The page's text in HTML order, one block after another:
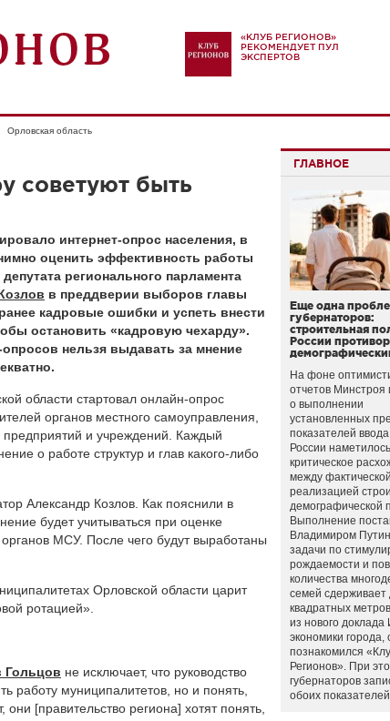
«КЛУБ РЕГИОНОВ»
РЕКОМЕНДУЕТ ПУЛ
ЭКСПЕРТОВ
Орловская область
советуют быть
интернет-опрос населения, в
оценить эффективность работы
регионального парламента
в преддверии выборов главы
кадровые ошибки и успеть внести
остановить «кадровую чехарду».
нельзя выдавать за мнение
области стартовал онлайн-опрос
органов местного самоуправления,
и учреждений. Каждый
о работе структур и глав какого-либо
Александр Козлов. Как пояснили в
будет учитываться при оценке
МСУ. После чего будут выработаны
Орловской области царит
ротацией».
Гольцов не исключает, что руководство
работу муниципалитетов, но и понять,
[правительство региона] хотят понять,
ГЛАВНОЕ
Еще одна
губернаторов:
строительная
России
На фоне
отчетов Минстроя
о выполнении
установленных
показателей
России наметилось
критическое
между фактической
реализацией
демографической
Выполнение
Владимиром
задачи по
рождаемости и
количества
семей
квадратных
из нового доклада
экономики города,
познакомился
Регионов». При
губернаторов
обоих